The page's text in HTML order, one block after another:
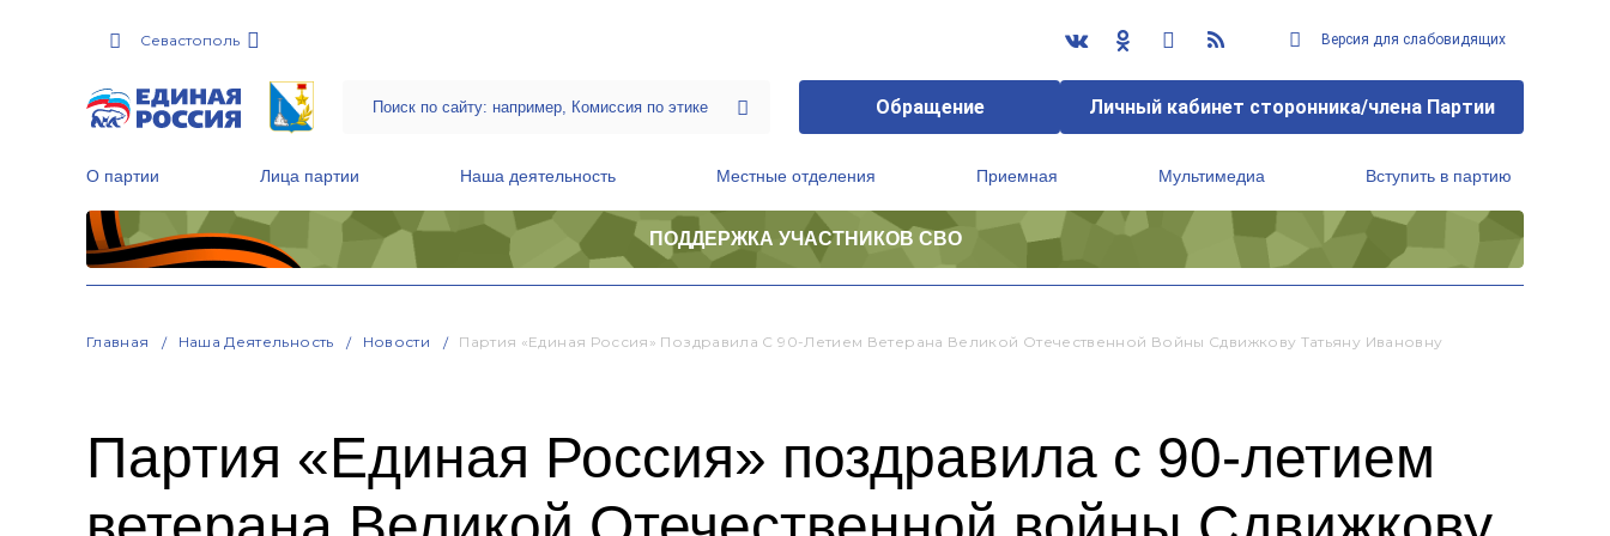
Севастополь Версия для слабовидящих
Обращение Личный кабинет сторонника/члена Партии
О партии Лица партии Наша деятельность Местные отделения Приемная Мультимедиа Вступить в партию
ПОДДЕРЖКА УЧАСТНИКОВ СВО
Главная Наша Деятельность Новости Партия «Единая Россия» Поздравила С 90-Летием Ветерана Великой Отечественной Войны Сдвижкову Татьяну Ивановну
Партия «Единая Россия» поздравила с 90-летием